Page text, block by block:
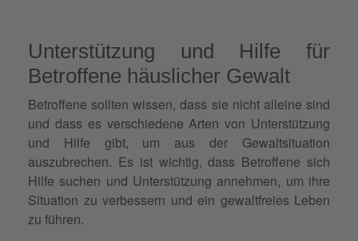
Unterstützung und Hilfe für
Betroffene häuslicher Gewalt
Betroffene sollten wissen, dass sie nicht alleine sind
und dass es verschiedene Arten von Unterstützung
und Hilfe gibt, um aus der Gewaltsituation
auszubrechen. Es ist wichtig, dass Betroffene sich
Hilfe suchen und Unterstützung annehmen, um ihre
Situation zu verbessern und ein gewaltfreies Leben
zu führen.